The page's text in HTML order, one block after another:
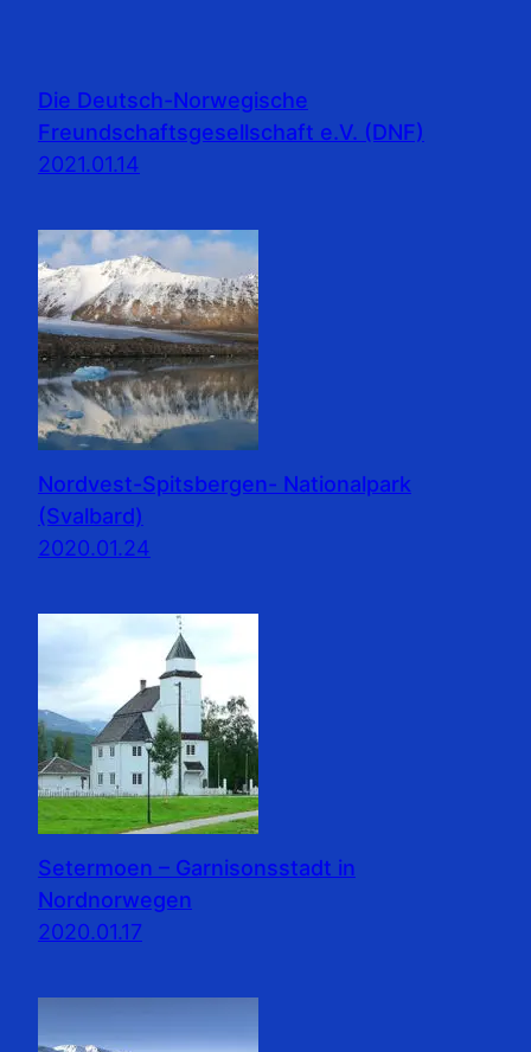
Die Deutsch-Norwegische
Freundschaftsgesellschaft e.V. (DNF)
2021.01.14
Nordvest-Spitsbergen- Nationalpark
(Svalbard)
2020.01.24
Setermoen – Garnisonsstadt in
Nordnorwegen
2020.01.17